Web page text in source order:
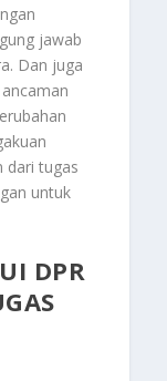
jawab
Dan juga
dari tugas
untuk
DPR